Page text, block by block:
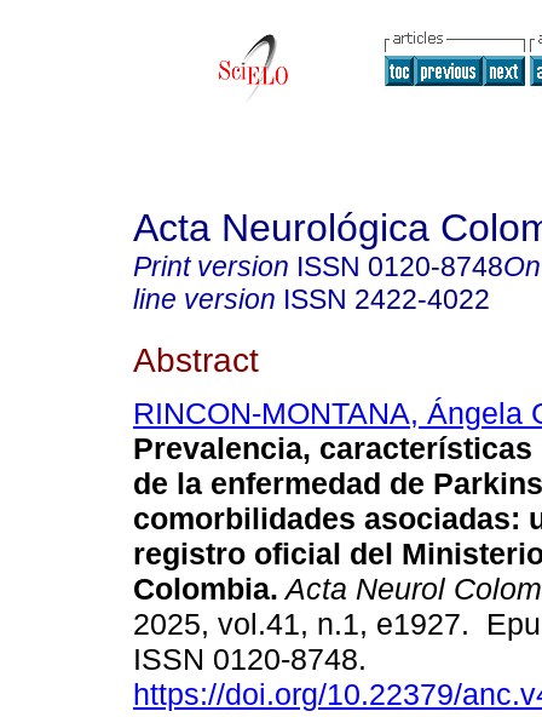
Acta Neurológica
Print version ISSN 0120-8748
line version ISSN 2422-4022
Abstract
RINCON-MONTANA, Ángela
Prevalencia,
de la enfermedad de
comorbilidades asociadas:
registro oficial del
Colombia. Acta Neurol
2025, vol.41, n.1, e1927.
ISSN 0120-8748.
https://doi.org/10.22379/